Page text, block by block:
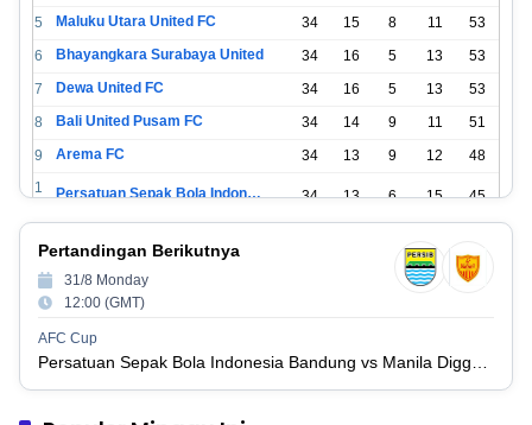
5
Maluku Utara United FC 34 15 8 11
53
6
Bhayangkara Surabaya United 34 16 5 13
53
7
Dewa United FC 34 16 5 13
53
8
Bali United Pusam FC 34 14 9 11
51
9
Arema FC 34 13 9 12
48
1
Persatuan Sepak Bola Indonesia Tangerang 34 13 6 15 45
1
1
2
17
3
1
4
Pertandingan Berikutnya
31/8 Monday
12:00 (GMT)
AFC Cup